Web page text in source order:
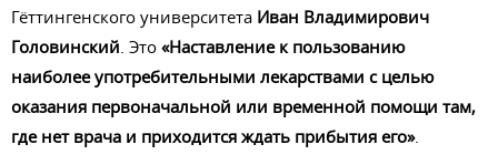
Гёттингенского университета Иван Владимирович
Головинский. Это «Наставление к пользованию
наиболее употребительными лекарствами с целью
оказания первоначальной или временной помощи там,
где нет врача и приходится ждать прибытия его».